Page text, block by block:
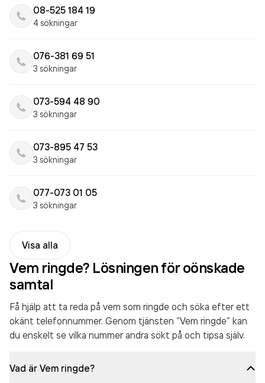
08-525 184 19
4 sökningar
076-381 69 51
3 sökningar
073-594 48 90
3 sökningar
073-895 47 53
3 sökningar
077-073 01 05
3 sökningar
Visa alla
Vem ringde? Lösningen för oönskade
samtal
Få hjälp att ta reda på vem som ringde och söka efter ett
okänt telefonnummer. Genom tjänsten “Vem ringde” kan
du enskelt se vilka nummer andra sökt på och tipsa själv.
Vad är Vem ringde?